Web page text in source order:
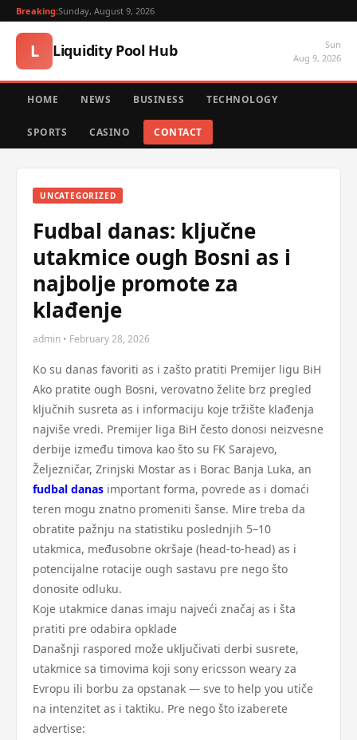
Breaking:Sunday, August 9, 2026
L Liquidity Pool Hub
Sun
Aug 9, 2026
HOME NEWS BUSINESS TECHNOLOGY
SPORTS CASINO CONTACT
UNCATEGORIZED
Fudbal danas: ključne
utakmice ough Bosni as i
najbolje promote za
klađenje
admin • February 28, 2026
Ko su danas favoriti as i zašto pratiti Premijer ligu BiH
Ako pratite ough Bosni, verovatno želite brz pregled
ključnih susreta as i informaciju koje tržište klađenja
najviše vredi. Premijer liga BiH često donosi neizvesne
derbije između timova kao što su FK Sarajevo,
Željezničar, Zrinjski Mostar as i Borac Banja Luka, an
fudbal danas important forma, povrede as i domaći
teren mogu znatno promeniti šanse. Mire treba da
obratite pažnju na statistiku poslednjih 5–10
utakmica, međusobne okršaje (head-to-head) as i
potencijalne rotacije ough sastavu pre nego što
donosite odluku.
Koje utakmice danas imaju najveći značaj as i šta
pratiti pre odabira opklade
Današnji raspored može uključivati derbi susrete,
utakmice sa timovima koji sony ericsson weary za
Evropu ili borbu za opstanak — sve to help you utiče
na intenzitet as i taktiku. Pre nego što izaberete
advertise: